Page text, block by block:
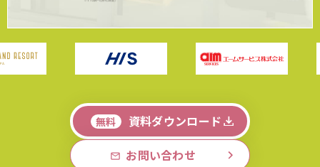
無料
資料ダウンロード
お問い合わせ